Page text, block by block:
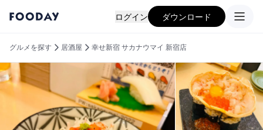
ログイン ダウンロード
グルメを探す 居酒屋 幸せ新宿 サカナウマイ 新宿店